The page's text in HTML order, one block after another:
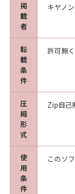
掲
載
者
キヤノ
転
載
条
件
許可無
圧
縮
形
式
Zip自己
使
用
条
件
このソ